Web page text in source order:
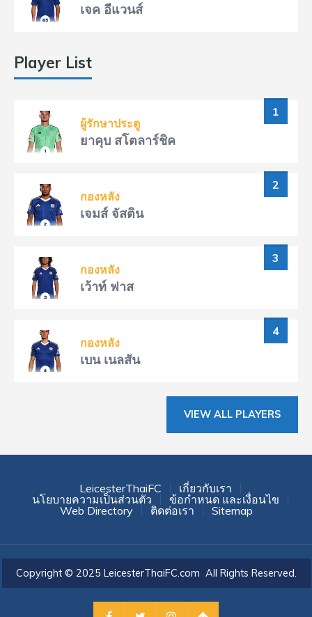
เจค อีแวนส์
Player List
1
ผู้รักษาประตู
ยาคุบ สโตลาร์ชิค
2
กองหลัง
เจมส์ จัสติน
3
กองหลัง
เว้าท์ ฟาส
4
กองหลัง
เบน เนลสัน
VIEW ALL PLAYERS
LeicesterThaiFC
เกี่ยวกับเรา
นโยบายความเป็นส่วนตัว
ข้อกำหนด และเงื่อนไข
Web Directory
ติดต่อเรา Sitemap
Copyright © 2025 LeicesterThaiFC.com All Rights Reserved.